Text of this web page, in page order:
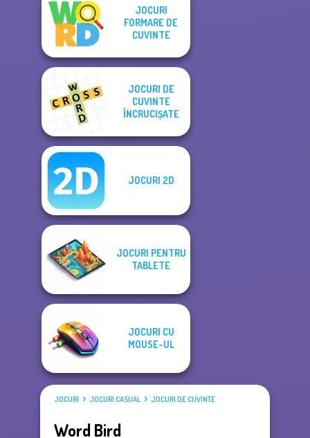
JOCURI
FORMARE DE
CUVINTE
JOCURI DE
CUVINTE
ÎNCRUCIȘATE
JOCURI 2D
JOCURI PENTRU
TABLETE
JOCURI CU
MOUSE-UL
JOCURI JOCURI CASUAL JOCURI DE CUVINTE
Word Bird